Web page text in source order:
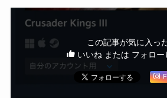
この記事が気に入っ
いいね または フォロー